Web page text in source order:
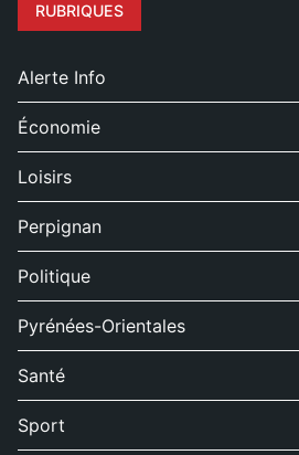
RUBRIQUES
Alerte Info
Économie
Loisirs
Perpignan
Politique
Pyrénées-Orientales
Santé
Sport